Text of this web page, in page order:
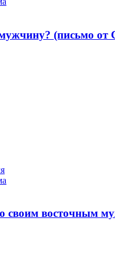
(письмо
своим восточным